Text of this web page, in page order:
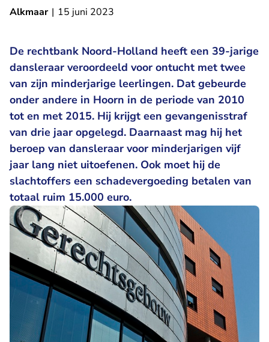
Alkmaar | 15 juni 2023
De rechtbank Noord-Holland heeft een 39-jarige
dansleraar veroordeeld voor ontucht met twee
van zijn minderjarige leerlingen. Dat gebeurde
onder andere in Hoorn in de periode van 2010
tot en met 2015. Hij krijgt een gevangenisstraf
van drie jaar opgelegd. Daarnaast mag hij het
beroep van dansleraar voor minderjarigen vijf
jaar lang niet uitoefenen. Ook moet hij de
slachtoffers een schadevergoeding betalen van
totaal ruim 15.000 euro.